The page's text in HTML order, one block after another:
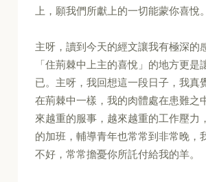
上，願我們所獻上的一切能蒙你喜悅。
主呀，讀到今天的經文讓我有極深的
「住荊棘中上主的喜悅」的地方更是
已。主呀，我回想這一段日子，我真
在荊棘中一樣，我的肉體處在患難之
來越重的服事，越來越重的工作壓力
的加班，輔導青年也常常到非常晚，
不好，常常擔憂你所託付給我的羊。